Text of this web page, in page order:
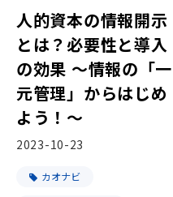
人的資本の情報開示
とは？必要性と導入
の効果 ～情報の「一
元管理」からはじめ
よう！～
2023-10-23
カオナビ